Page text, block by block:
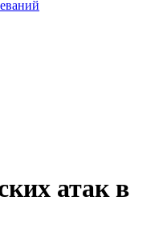
атак в